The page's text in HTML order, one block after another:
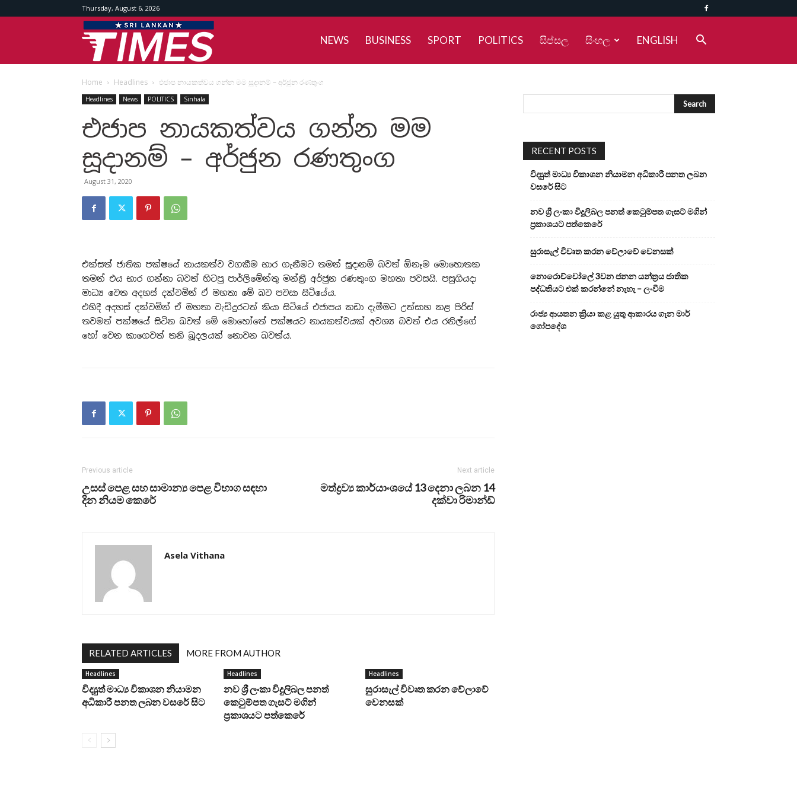
Thursday, August 6, 2026
Srilankan
Times
NEWS BUSINESS SPORT POLITICS සිප්සල සිංහල ENGLISH
Home Headlines එජාප නායකත්වය ගන්න මම සූදානම් – අර්ජුන රණතුංග
Headlines News POLITICS Sinhala
එජාප නායකත්වය ගන්න මම
සූදානම් – අර්ජුන රණතුංග
August 31, 2020
එක්සත් ජාතික පක්ෂයේ නායකත්ව වගකීම භාර ගැනීමට තමන් සූදානම් බවත් ඕනෑම මොහොතක
තමන් එය භාර ගන්නා බවත් හිටපු පාර්ලිමේන්තු මන්ත්‍රී අර්ජුන රණතුංග මහතා පවසයි. පසුගියදා
මාධ්‍ය වෙත අදහස් දක්වමින් ඒ මහතා මේ බව පවසා සිටියේය.
එහිදී අදහස් දක්වමින් ඒ මහතා වැඩිදුරටත් කියා සිටියේ එජාපය කඩා දැමීමට උත්සාහ කළ පිරිස්
තවමත් පක්ෂයේ සිටින බවත් මේ මොහෝතේ පක්ෂයට නායකත්වයක් අවශ්‍ය බවත් එය රනිල්ගේ
හෝ වෙන කාගෙවත් තනි බූදලයක් නොවන බවත්ය.
Previous article
උසස් පෙළ සහ සාමාන්‍ය පෙළ විභාග සඳහා
දින නියම කෙරේ
Next article
මත්ද්‍රව්‍ය කාර්යාංශයේ 13 දෙනා ලබන 14
දක්වා රිමාන්ඩ්
Asela Vithana
RELATED ARTICLES MORE FROM AUTHOR
Headlines
විද්‍යුත් මාධ්‍ය විකාශන නියාමන
අධිකාරී පනත ලබන වසරේ සිට
Headlines
නව ශ්‍රී ලංකා විදුලිබල පනත්
කෙටුම්පත ගැසට් මගින්
ප්‍රකාශයට පත්කෙරේ
Headlines
සුරාසැල් විවෘත කරන වේලාවේ
වෙනසක්
RECENT POSTS
විද්‍යුත් මාධ්‍ය විකාශන නියාමන අධිකාරී පනත ලබන
වසරේ සිට
නව ශ්‍රී ලංකා විදුලිබල පනත් කෙටුම්පත ගැසට් මගින්
ප්‍රකාශයට පත්කෙරේ
සුරාසැල් විවෘත කරන වේලාවේ වෙනසක්
නොරොච්චෝලේ 3වන ජනන යන්ත්‍රය ජාතික
පද්ධතියට එක් කරන්නේ නැහැ – ලංවිම
රාජ්‍ය ආයතන ක්‍රියා කළ යුතු ආකාරය ගැන මාර්
ගෝපදේශ